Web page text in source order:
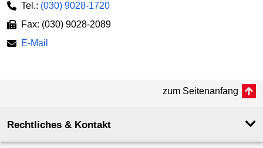
Tel.: (030) 9028-1720
Fax: (030) 9028-2089
E-Mail
zum Seitenanfang
Rechtliches & Kontakt